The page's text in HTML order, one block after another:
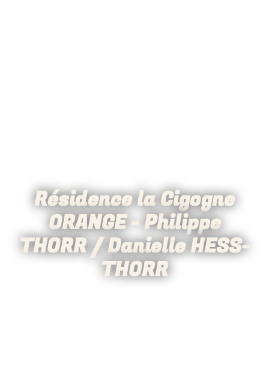
Résidence la Cigogne
ORANGE - Philippe
THORR / Danielle HESS-
THORR